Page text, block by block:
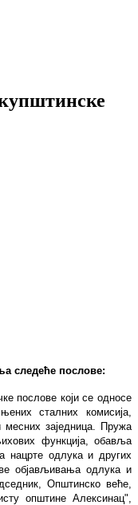
следеће послове:
послове који се односе
сталних комисија,
заједница. Пружа
функција, обавља
нацрте одлука и других
објављивања одлука и
Општинско веће,
општине Алексинац",